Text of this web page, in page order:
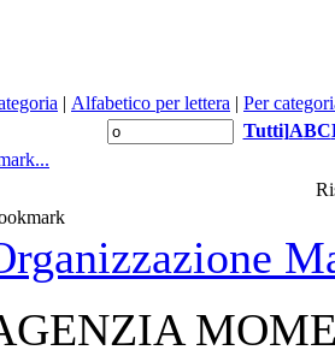
| Alfabetico per lettera | Per
Tutti]ABC